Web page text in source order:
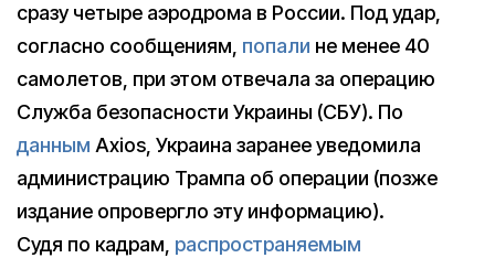
сразу четыре аэродрома в России. Под удар,
согласно сообщениям, попали не менее 40
самолетов, при этом отвечала за операцию
Служба безопасности Украины (СБУ). По
данным Axios, Украина заранее уведомила
администрацию Трампа об операции (позже
издание опровергло эту информацию).
Судя по кадрам, распространяемым